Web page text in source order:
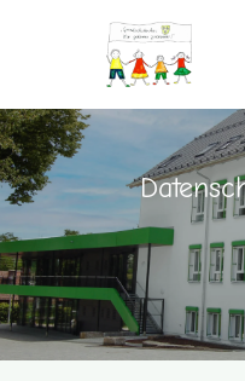
Sie sind hier:Startseite